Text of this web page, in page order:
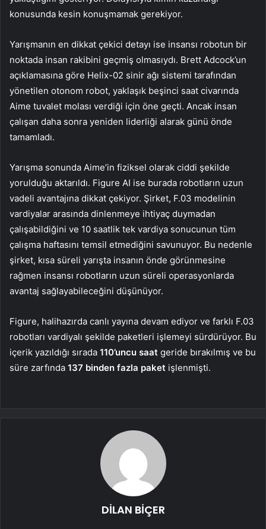
konusunda kesin konuşmamak gerekiyor.
Yarışmanın en dikkat çekici detayı ise insansı robotun bir
noktada insan rakibini geçmiş olmasıydı. Brett Adcock’un
açıklamasına göre Helix-02 sinir ağı sistemi tarafından
yönetilen otonom robot, yaklaşık beşinci saat civarında
Aime tuvalet molası verdiği için öne geçti. Ancak insan
çalışan daha sonra yeniden liderliği alarak günü önde
tamamladı.
Yarışma sonunda Aime’in fiziksel olarak ciddi şekilde
yorulduğu aktarıldı. Figure AI ise burada robotların uzun
vadeli avantajına dikkat çekiyor. Şirket, F.03 modelinin
vardiyalar arasında dinlenmeye ihtiyaç duymadan
çalışabildiğini ve 10 saatlik tek vardiya sonucunun tüm
çalışma haftasını temsil etmediğini savunuyor. Bu nedenle
şirket, kısa süreli yarışta insanın önde görünmesine
rağmen insansı robotların uzun süreli operasyonlarda
avantaj sağlayabileceğini düşünüyor.
Figure, halihazırda canlı yayına devam ediyor ve farklı F.03
robotları vardiyalı şekilde paketleri işlemeyi sürdürüyor. Bu
içerik yazıldığı sırada 110’uncu saat geride bırakılmış ve bu
süre zarfında 137 binden fazla paket işlenmişti.
DİLAN BİÇER